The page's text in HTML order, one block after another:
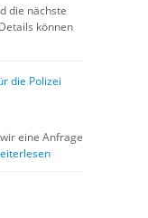
die nächste
können
die Polizei
eine Anfrage